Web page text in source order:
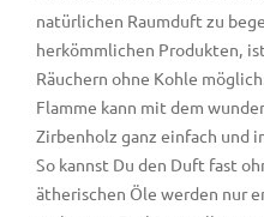
natürlichen Raumduft zu
herkömmlichen Produkten,
Räuchern ohne Kohle
Flamme kann mit dem
Zirbenholz ganz einfach und
So kannst Du den Duft fast
ätherischen Öle werden nur